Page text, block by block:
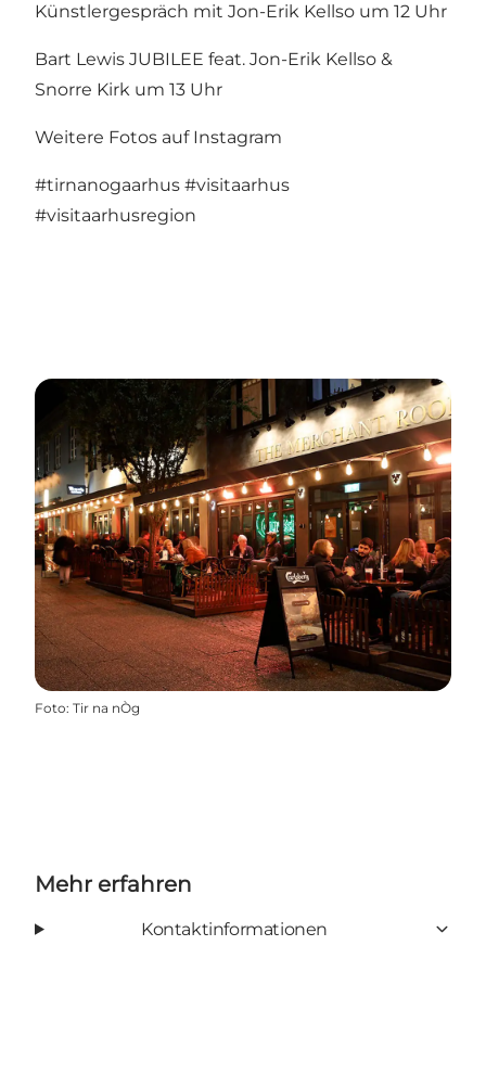
Künstlergespräch mit Jon-Erik Kellso um 12 Uhr
Bart Lewis JUBILEE feat. Jon-Erik Kellso &
Snorre Kirk um 13 Uhr
Weitere Fotos auf Instagram
#tirnanogaarhus #visitaarhus
#visitaarhusregion
Foto: Tir na nÒg
Mehr erfahren
Kontaktinformationen